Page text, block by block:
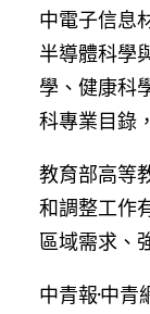
中電子信息
半導體科學
學、健康科
科專業目錄
教育部高等
和調整工作
區域需求、
中青報·中